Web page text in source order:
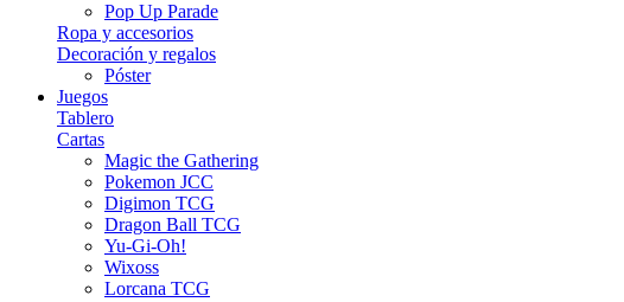
Pop Up Parade
Ropa y accesorios
Decoración y regalos
Póster
Juegos
Tablero
Cartas
Magic the Gathering
Pokemon JCC
Digimon TCG
Dragon Ball TCG
Yu-Gi-Oh!
Wixoss
Lorcana TCG